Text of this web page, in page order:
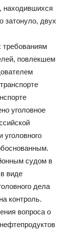
находившихся
затонуло, двух
требованиям
повлекшем
уголовное
судом в
виде
дела
контроль.
вопроса о